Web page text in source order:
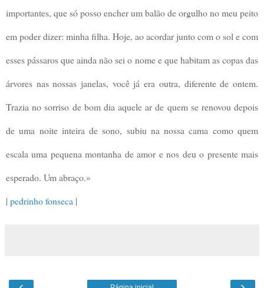
importantes, que só posso encher um balão de orgulho no meu peito
em poder dizer: minha filha. Hoje, ao acordar junto com o sol e com
esses pássaros que ainda não sei o nome e que habitam as copas das
árvores nas nossas janelas, você já era outra, diferente de ontem.
Trazia no sorriso de bom dia aquele ar de quem se renovou depois
de uma noite inteira de sono, subiu na nossa cama como quem
escala uma pequena montanha de amor e nos deu o presente mais
esperado. Um abraço.»
| pedrinho fonseca |